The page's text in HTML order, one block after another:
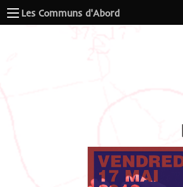
Les Communs d'Abord